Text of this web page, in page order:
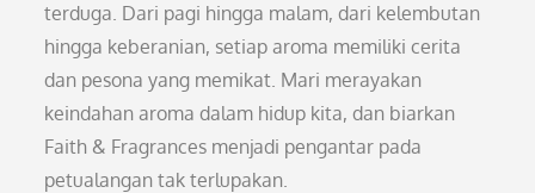
terduga. Dari pagi hingga malam, dari kelembutan
hingga keberanian, setiap aroma memiliki cerita
dan pesona yang memikat. Mari merayakan
keindahan aroma dalam hidup kita, dan biarkan
Faith & Fragrances menjadi pengantar pada
petualangan tak terlupakan.